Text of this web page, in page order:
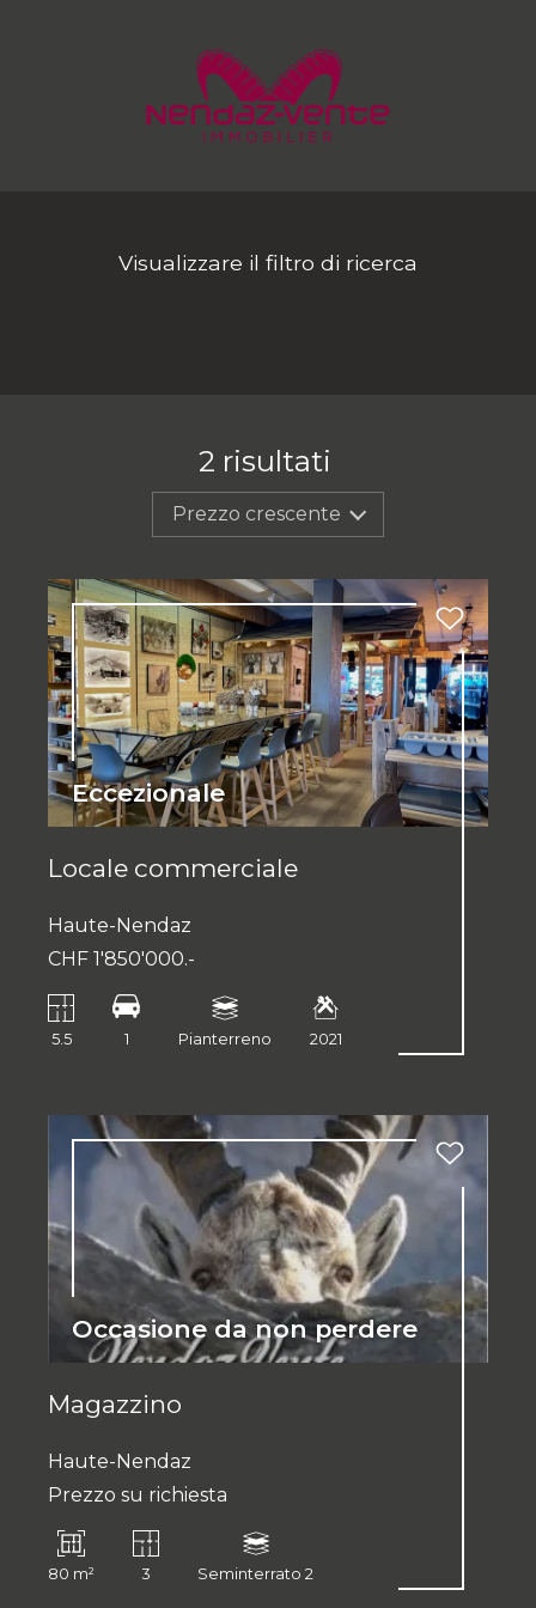
Visualizzare il filtro di ricerca
2 risultati
Prezzo crescente
Eccezionale
Locale commerciale
Haute-Nendaz
CHF 1'850'000.-
5.5 1 Pianterreno 2021
Occasione da non perdere
Magazzino
Haute-Nendaz
Prezzo su richiesta
80 m² 3 Seminterrato 2